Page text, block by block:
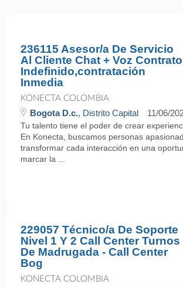
236115 Asesor/a De Servicio
Al Cliente Chat + Voz Contrato
Indefinido,contratación
Inmedia
KONECTA COLOMBIA
Bogota D.c., Distrito Capital 11/06/
Tu talento tiene el poder de crear
En Konecta, buscamos personas
transformar cada interacción en una
marcar la ...
229057 Técnico/a De Soporte
Nivel 1 Y 2 Call Center Turnos
De Madrugada - Call Center
Bog
KONECTA COLOMBIA